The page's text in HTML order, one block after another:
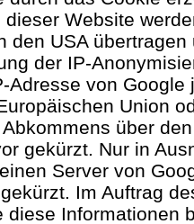
Website
den USA
der IP-
Adresse von Google
Union
über
gekürzt. Nur in
Server von
Im Auftrag
diese Informationen